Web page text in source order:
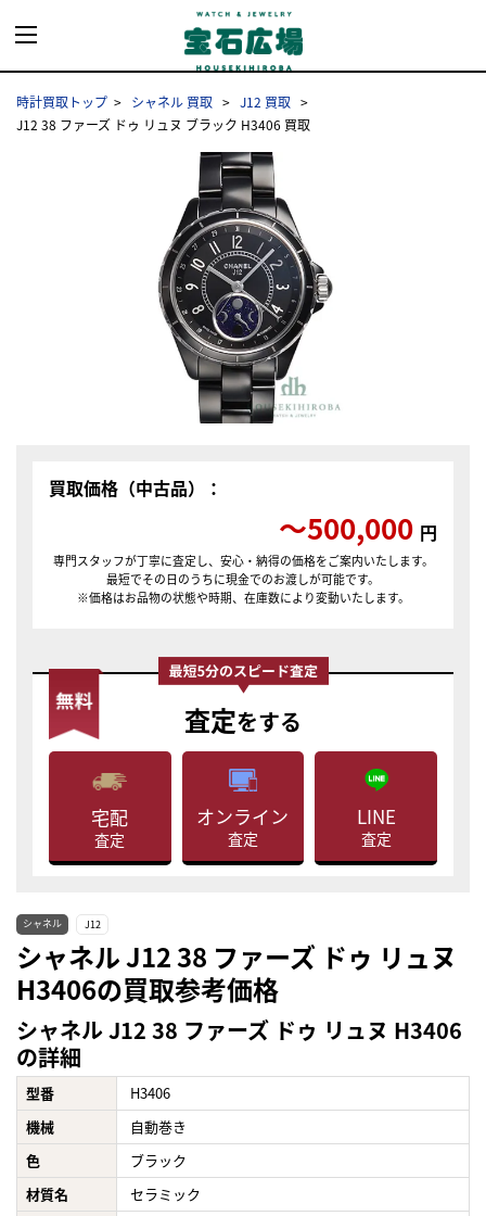
時計買取トップ シャネル 買取
J12 買取
J12 38 ファーズ ドゥ リュヌ ブラック H3406 買取
買取価格（中古品）：
〜500,000 円
専門スタッフが丁寧に査定し、安心・納得の価格をご案内いたします。
最短でその日のうちに現金でのお渡しが可能です。
※価格はお品物の状態や時期、在庫数により変動いたします。
査定をする
宅配
査定
オンライン
査定
LINE
査定
シャネル J12
シャネル J12 38 ファーズ ドゥ リュヌ
H3406の買取参考価格
シャネル J12 38 ファーズ ドゥ リュヌ H3406
の詳細
型番
H3406
機械
自動巻き
色
ブラック
材質名
セラミック